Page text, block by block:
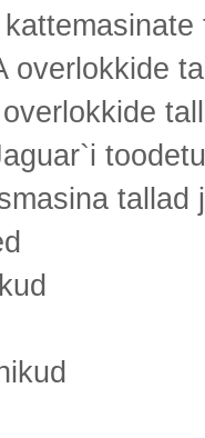
overlokkide
tallad